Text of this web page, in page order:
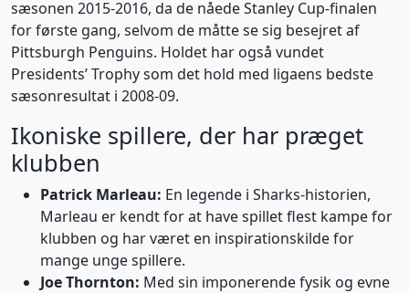
sæsonen 2015-2016, da de nåede Stanley Cup-finalen
for første gang, selvom de måtte se sig besejret af
Pittsburgh Penguins. Holdet har også vundet
Presidents’ Trophy som det hold med ligaens bedste
sæsonresultat i 2008-09.
Ikoniske spillere, der har præget
klubben
Patrick Marleau: En legende i Sharks-historien,
Marleau er kendt for at have spillet flest kampe for
klubben og har været en inspirationskilde for
mange unge spillere.
Joe Thornton: Med sin imponerende fysik og evne